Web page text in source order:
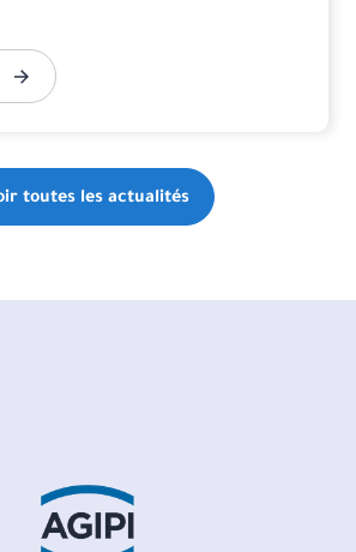
toutes les actualités